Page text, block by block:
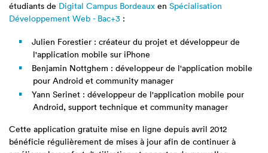
étudiants de Digital Campus Bordeaux en Spécialisation
Développement Web - Bac+3 :
Julien Forestier : créateur du projet et développeur de
l'application mobile sur iPhone
Benjamin Nottghem : développeur de l'application mobile
pour Android et community manager
Yann Serinet : développeur de l'application mobile pour
Android, support technique et community manager
Cette application gratuite mise en ligne depuis avril 2012
bénéficie régulièrement de mises à jour afin de continuer à